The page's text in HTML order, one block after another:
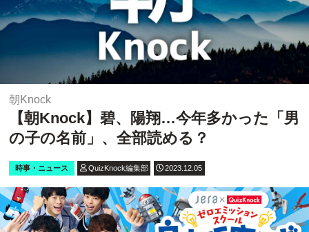
朝Knock
【朝Knock】碧、陽翔…今年多かった「男
の子の名前」、全部読める？
時事・ニュース QuizKnock編集部 2023.12.05